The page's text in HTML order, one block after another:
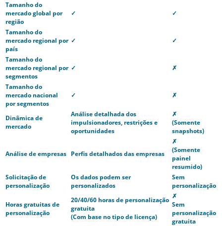
Tamanho do
mercado global por
região
✓ ✓
Tamanho do
mercado regional por
país
✓ ✓
Tamanho do
mercado regional por
segmentos
✓ ✗
Tamanho do
mercado nacional
por segmentos
✓ ✗
Dinâmica de
mercado
Análise detalhada dos
impulsionadores, restrições e
oportunidades
✗
(Somente
snapshots)
Análise de empresas Perfis detalhados das empresas
✗
(Somente
painel
resumido)
Solicitação de
personalização
Os dados podem ser
personalizados
Sem
personalização
Horas gratuitas de
personalização
20/40/60 horas de personalização
gratuita
(Com base no tipo de licença)
✗
Sem
personalização
gratuita